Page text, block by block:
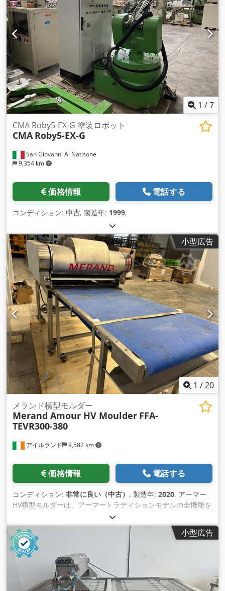
1 /7
San Giovanni Al Natisone
9,354 km
CMA Roby5-EX-G 塗装ロボット
CMA Roby5-EX-G
価格情報 電話する
コンディション: 中古, 製造年: 1999,
小型広告
1 /20
アイルランド 9,582 km
メランド横型モルダー
Merand Amour HV Moulder FFA-
TEVR300-380
価格情報 電話する
コンディション: 非常に良い（中古） , 製造年: 2020, アーマー
HV横型モルダーは、アーマートラディションモデルの全機能を
備え、さらに高い日産能力に対応するため強化されています。
付属の トラディションパックにより、生地の脱ガスを制限でき
ます。最大1,800個/時。生地重量50g〜2,000g。格納式ベル
ト。ベルト寸 法：幅700mm × 長さ2,900mm。 Cedpfswt
Tnhox Ad Isrf
小型広告